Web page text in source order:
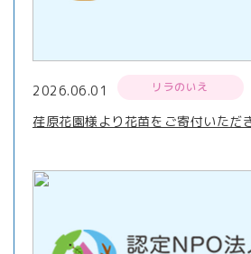
2026.06.01 リラのいえ
荏原花園様より花苗をご寄付いただ